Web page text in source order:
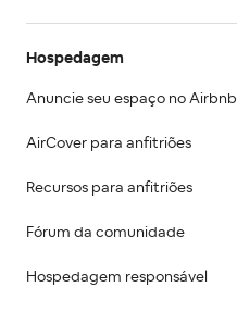
Hospedagem
Anuncie seu espaço no Airbnb
AirCover para anfitriões
Recursos para anfitriões
Fórum da comunidade
Hospedagem responsável